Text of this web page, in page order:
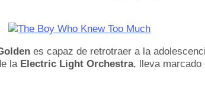
es capaz de retrotraer a la
la Electric Light Orchestra, lleva marcado